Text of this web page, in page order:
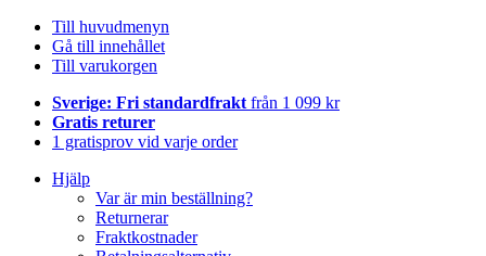
Till huvudmenyn
Gå till innehållet
Till varukorgen
Sverige: Fri standardfrakt från 1 099 kr
Gratis returer
1 gratisprov vid varje order
Hjälp
Var är min beställning?
Returnerar
Fraktkostnader